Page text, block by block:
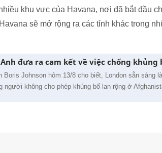
khu vực của Havana, nơi đã bắt đầu
sẽ mở rộng ra các tỉnh khác trong
đưa ra cam kết về việc chống khủng
Boris Johnson hôm 13/8 cho biết, London sẵn sàng
người không cho phép khủng bố lan rộng ở